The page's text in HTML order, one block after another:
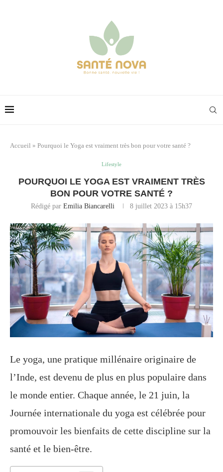
Accueil » Pourquoi le Yoga est vraiment très bon pour votre santé ?
Lifestyle
POURQUOI LE YOGA EST VRAIMENT TRÈS
BON POUR VOTRE SANTÉ ?
Rédigé par Emilia Biancarelli 8 juillet 2023 à 15h37
Le yoga, une pratique millénaire originaire de
l’Inde, est devenu de plus en plus populaire dans
le monde entier. Chaque année, le 21 juin, la
Journée internationale du yoga est célébrée pour
promouvoir les bienfaits de cette discipline sur la
santé et le bien-être.